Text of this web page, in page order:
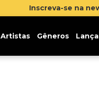
Inscreva-se na
Artistas Gêneros